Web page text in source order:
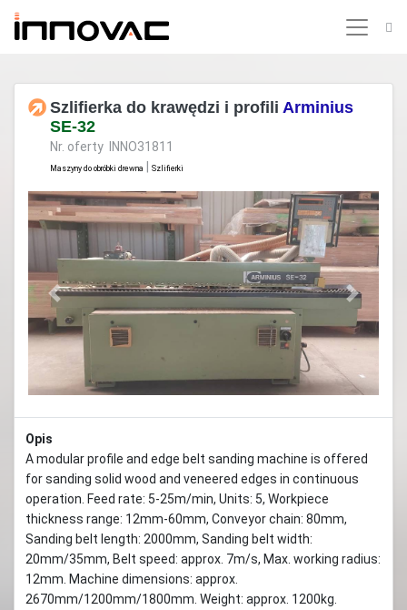
Szlifierka do krawędzi i profili Arminius
SE-32
Nr. oferty INNO31811
Maszyny do obróbki drewna Szlifierki
Previous Next
Opis
A modular profile and edge belt sanding machine is offered
for sanding solid wood and veneered edges in continuous
operation. Feed rate: 5-25m/min, Units: 5, Workpiece
thickness range: 12mm-60mm, Conveyor chain: 80mm,
Sanding belt length: 2000mm, Sanding belt width:
20mm/35mm, Belt speed: approx. 7m/s, Max. working radius:
12mm. Machine dimensions: approx.
2670mm/1200mm/1800mm. Weight: approx. 1200kg.